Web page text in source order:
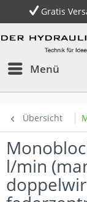
Gratis
Menü
Übersicht
l/min